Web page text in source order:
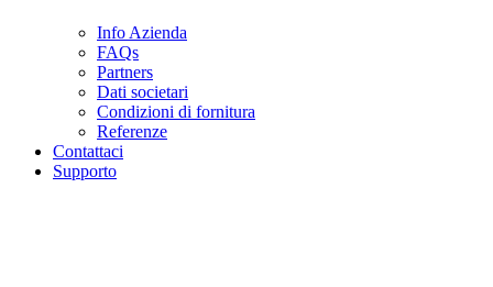
Info Azienda
FAQs
Partners
Dati societari
Condizioni di fornitura
Referenze
Contattaci
Supporto